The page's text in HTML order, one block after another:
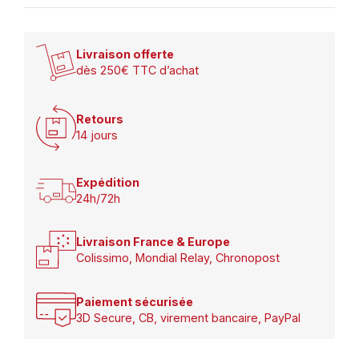
Livraison offerte
dès 250€ TTC d’achat
Retours
14 jours
Expédition
24h/72h
Livraison France & Europe
Colissimo, Mondial Relay, Chronopost
Paiement sécurisée
3D Secure, CB, virement bancaire, PayPal